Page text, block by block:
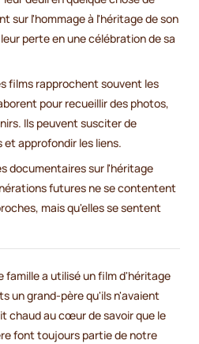
sur l'hommage à l'héritage de son
perte en une célébration de sa
films rapprochent souvent les
pour recueillir des photos,
Ils peuvent susciter de
approfondir les liens.
documentaires sur l'héritage
futures ne se contentent
mais qu'elles se sentent
famille a utilisé un film d'héritage
un grand-père qu'ils n'avaient
chaud au cœur de savoir que le
font toujours partie de notre